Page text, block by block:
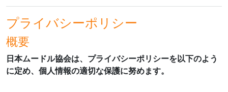
プライバシーポリシー
概要
日本ムードル協会は、プライバシーポリシーを以下のよう
に定め、個人情報の適切な保護に努めます。